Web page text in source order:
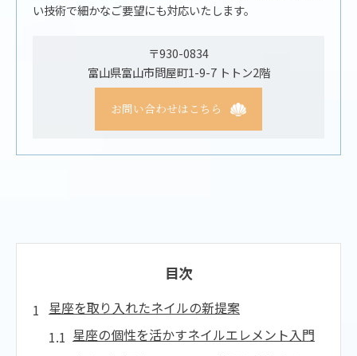
い技術で細かなご要望にも対応いたします。
〒930-0834
富山県富山市問屋町1-9-7 トトン2階
お問い合わせはこちら
目次
星座を取り入れたネイルの新提案
星座の個性を活かすネイルエレメント入門